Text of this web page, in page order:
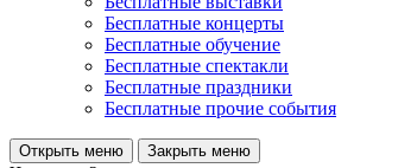
Бесплатные концерты
Бесплатные обучение
Бесплатные спектакли
Бесплатные праздники
Бесплатные прочие события
Открыть меню Закрыть меню